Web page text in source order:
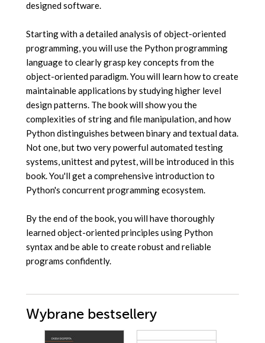
designed software.
Starting with a detailed analysis of object-oriented
programming, you will use the Python programming
language to clearly grasp key concepts from the
object-oriented paradigm. You will learn how to create
maintainable applications by studying higher level
design patterns. The book will show you the
complexities of string and file manipulation, and how
Python distinguishes between binary and textual data.
Not one, but two very powerful automated testing
systems, unittest and pytest, will be introduced in this
book. You'll get a comprehensive introduction to
Python's concurrent programming ecosystem.
By the end of the book, you will have thoroughly
learned object-oriented principles using Python
syntax and be able to create robust and reliable
programs confidently.
Wybrane bestsellery